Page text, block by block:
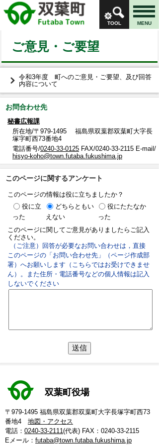
TOOL MENU
ご意見・ご要望
令和3年度 町へのご意見・ご要望、及び回答
内容について
お問合わせ先
秘書広報課
所在地/〒979-1495 福島県双葉郡双葉町大字長
塚字町西73番地4
電話番号/0240-33-0125 FAX/0240-33-2115 E-mail/
hisyo-koho@town.futaba.fukushima.jp
このページに関するアンケート
このページの情報は役に立ちましたか？
役に立
った
どちらともい
えない
役にたたなか
った
このページに関してご意見がありましたらご記入
ください。
（ご注意）回答が必要なお問い合わせは，直接
このページの「お問い合わせ先」（ページ作成部
署）へお願いします（こちらではお受けできませ
ん）。また住所・電話番号などの個人情報は記入
しないでください
双葉町役場
〒979-1495 福島県双葉郡双葉町大字長塚字町西73
番地4 地図・アクセス
電話： 0240-33-2111(代表) FAX：0240-33-2115
Eメール： futaba@town.futaba.fukushima.jp